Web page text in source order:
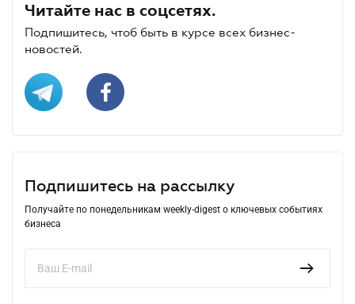
Читайте нас в соцсетях.
Подпишитесь, чтоб быть в курсе всех бизнес-
новостей.
Подпишитесь на рассылку
Получайте по понедельникам weekly-digest о ключевых событиях
бизнеса